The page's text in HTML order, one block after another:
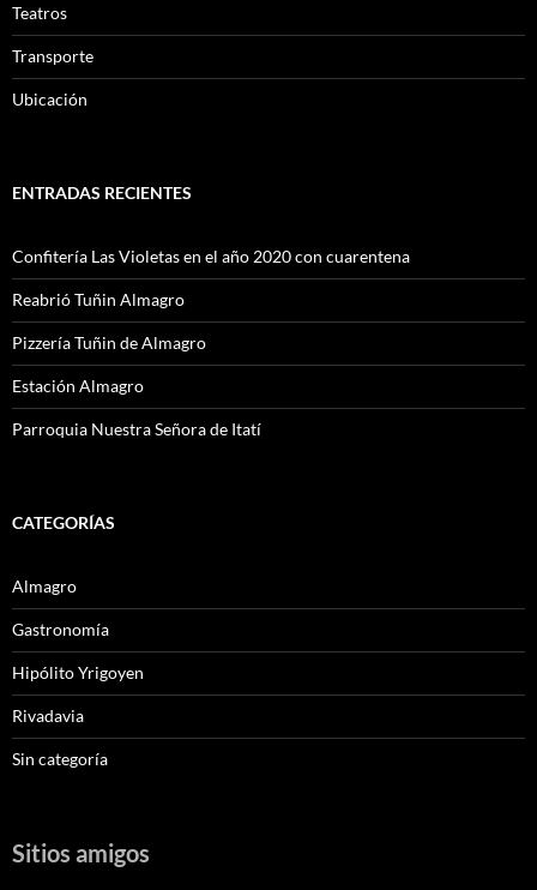
Teatros
Transporte
Ubicación
ENTRADAS RECIENTES
Confitería Las Violetas en el año 2020 con cuarentena
Reabrió Tuñin Almagro
Pizzería Tuñin de Almagro
Estación Almagro
Parroquia Nuestra Señora de Itatí
CATEGORÍAS
Almagro
Gastronomía
Hipólito Yrigoyen
Rivadavia
Sin categoría
Sitios amigos